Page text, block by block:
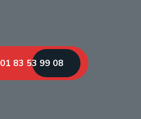
01 83 53 99 08